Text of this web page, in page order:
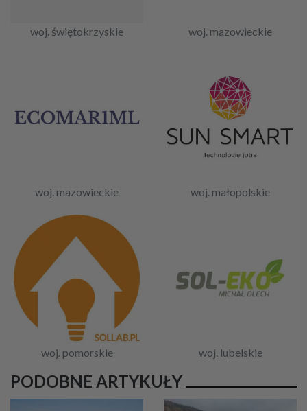
woj. świętokrzyskie woj. mazowieckie
woj. mazowieckie woj. małopolskie
woj. pomorskie woj. lubelskie
PODOBNE ARTYKUŁY